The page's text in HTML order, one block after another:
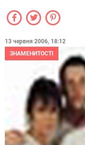
13 червня 2006, 18:12
ЗНАМЕНИТОСТІ